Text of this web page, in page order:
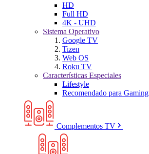
HD
Full HD
4K - UHD
Sistema Operativo
Google TV
Tizen
Web OS
Roku TV
Características Especiales
Lifestyle
Recomendado para Gaming
Complementos TV